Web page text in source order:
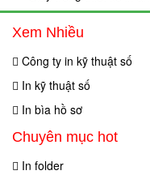
Xem Nhiều
Công ty in kỹ thuật số
In kỹ thuật số
In bìa hồ sơ
Chuyên mục hot
In folder